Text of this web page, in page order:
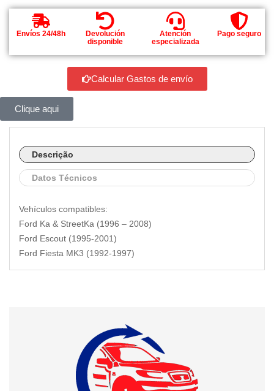
Envíos 24/48h
Devolución
disponible
Atención
especializada
Pago seguro
Calcular Gastos de envío
Clique aqui
Descrição
Datos Técnicos
Vehículos compatibles:
Ford Ka & StreetKa (1996 – 2008)
Ford Escout (1995-2001)
Ford Fiesta MK3 (1992-1997)